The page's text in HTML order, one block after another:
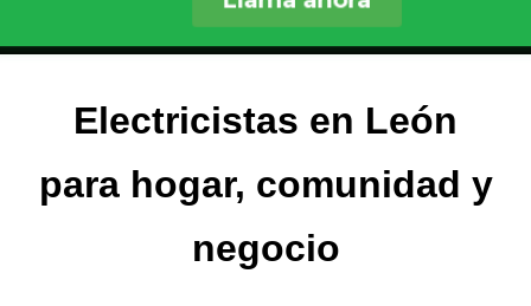
Electricistas en León
para hogar, comunidad y
negocio